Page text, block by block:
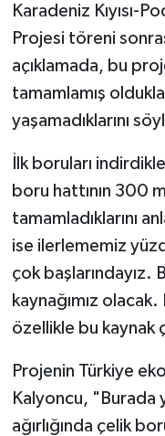
Karadeniz Kıyısı-
Projesi töreni
açıklamada, bu
tamamlamış
yaşamadıklarını
İlk boruları
boru hattının 300
tamamladıklarını
ise ilerlememiz
çok başlarındayız.
kaynağımız
özellikle bu kaynak
Projenin Türkiye
Kalyoncu, "Burada
ağırlığında çelik